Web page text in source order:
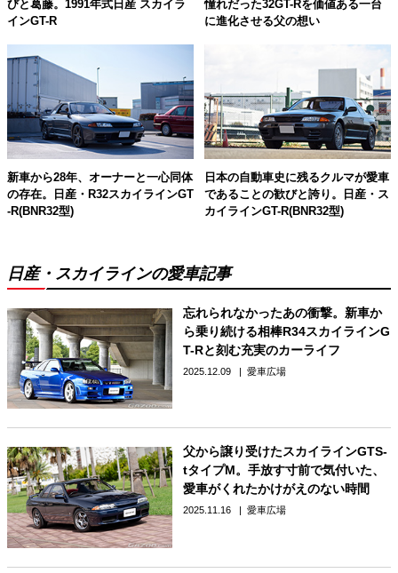
びと葛藤。1991年式日産 スカイラ
インGT-R
憧れだった32GT-Rを価値ある一台
に進化させる父の想い
新車から28年、オーナーと一心同体
の存在。日産・R32スカイラインGT
-R(BNR32型)
日本の自動車史に残るクルマが愛車
であることの歓びと誇り。日産・ス
カイラインGT-R(BNR32型)
日産・スカイラインの愛車記事
忘れられなかったあの衝撃。新車か
ら乗り続ける相棒R34スカイラインG
T-Rと刻む充実のカーライフ
2025.12.09 愛車広場
父から譲り受けたスカイラインGTS-
tタイプM。手放す寸前で気付いた、
愛車がくれたかけがえのない時間
2025.11.16 愛車広場